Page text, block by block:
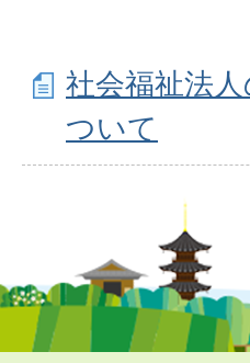
社会福祉法
ついて